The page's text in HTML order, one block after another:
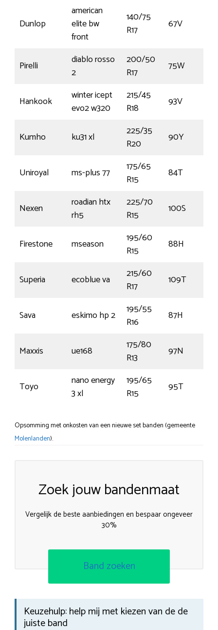
Dunlop
american
elite bw
front
140/75
R17
67V
Pirelli
diablo rosso
2
200/50
R17
75W
Hankook
winter icept
evo2 w320
215/45
R18
93V
Kumho ku31 xl
225/35
R20
90Y
Uniroyal ms-plus 77
175/65
R15
84T
Nexen
roadian htx
rh5
225/70
R15
100S
Firestone mseason
195/60
R15
88H
Superia ecoblue va
215/60
R17
109T
Sava eskimo hp 2
195/55
R16
87H
Maxxis ue168
175/80
R13
97N
Toyo
nano energy
3 xl
195/65
R15
95T
Opsomming met onkosten van een nieuwe set banden (gemeente
Molenlanden).
Zoek jouw bandenmaat
Vergelijk de beste aanbiedingen en bespaar ongeveer
30%
Band zoeken
Keuzehulp: help mij met kiezen van de de
juiste band